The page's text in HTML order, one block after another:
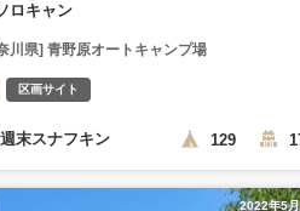
ロキャン
川県] 青野原オートキャンプ場
区画サイト
週末スナフキン 129
2022年5